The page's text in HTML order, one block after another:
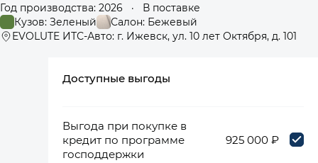
Год производства: 2026 ·
В поставке
Кузов: Зеленый
Салон: Бежевый
EVOLUTE ИТС-Авто: г. Ижевск, ул. 10 лет Октября, д. 101
Доступные выгоды
Выгода при покупке в
кредит по программе
господдержки
925 000 ₽